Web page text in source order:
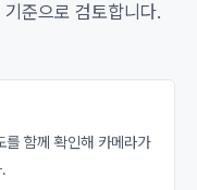
준으로 검토합니다.
를 함께 확인해 카메라가